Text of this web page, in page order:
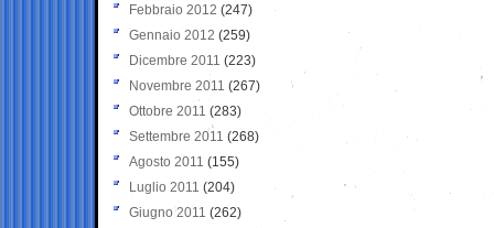
Febbraio 2012 (247)
Gennaio 2012 (259)
Dicembre 2011 (223)
Novembre 2011 (267)
Ottobre 2011 (283)
Settembre 2011 (268)
Agosto 2011 (155)
Luglio 2011 (204)
Giugno 2011 (262)